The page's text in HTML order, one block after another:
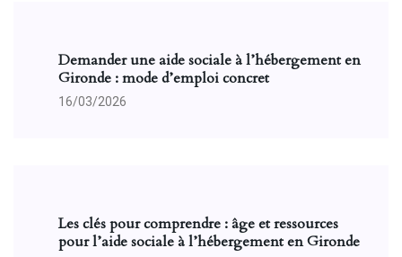
Demander une aide sociale à l’hébergement en
Gironde : mode d’emploi concret
16/03/2026
Les clés pour comprendre : âge et ressources
pour l’aide sociale à l’hébergement en Gironde